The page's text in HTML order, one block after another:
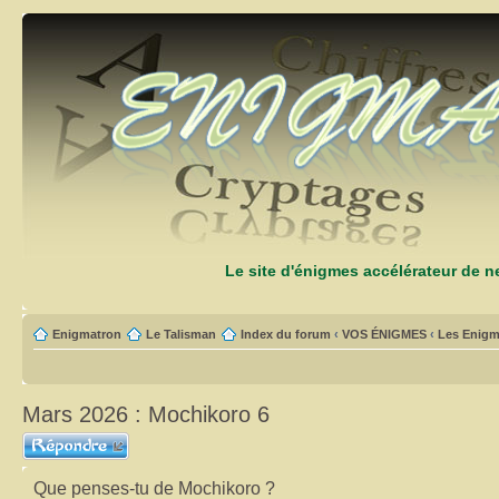
Le site d'énigmes accélérateur de
Enigmatron Le Talisman Index du forum ‹ VOS ÉNIGMES ‹ Les
Mars 2026 : Mochikoro 6
Répondre
Que penses-tu de Mochikoro ?